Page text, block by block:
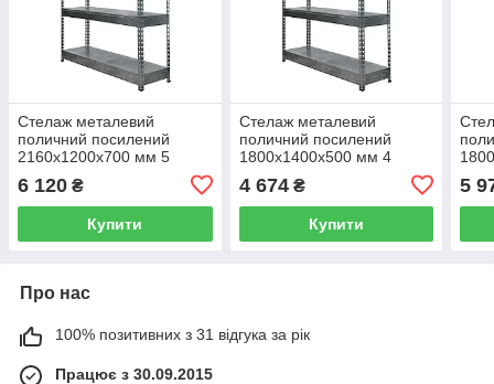
Стелаж металевий
поличний посилений
2160х1200х700 мм 5
поличок ДСП або МЕТАЛ
400 кг на полицю
6 120 ₴
Купити
Стелаж металевий
поличний посилений
1800х1400х500 мм 4
полички ДСП або МЕТАЛ
400 кг на полицю
4 674₴
Купити
400
5
Про нас
100% позитивних з 31 відгука за рік
Працює з 30.09.2015